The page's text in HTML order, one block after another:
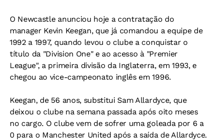
O Newcastle anunciou hoje a contratação do
manager Kevin Keegan, que já comandou a equipe de
1992 a 1997, quando levou o clube a conquistar o
título da "Division One" e ao acesso à "Premier
League", a primeira divisão da Inglaterra, em 1993, e
chegou ao vice-campeonato inglês em 1996.
Keegan, de 56 anos, substitui Sam Allardyce, que
deixou o clube na semana passada após oito meses
no cargo. O clube vem de sofrer uma goleada por 6 a
0 para o Manchester United após a saída de Allardyce.